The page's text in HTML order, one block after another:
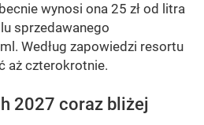
wynosi ona 25 zł od litra
sprzedawanego
Według zapowiedzi resortu
aż czterokrotnie.
2027 coraz bliżej